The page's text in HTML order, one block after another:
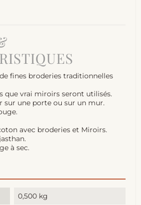
fines broderies traditionnelles
que vrai miroirs seront utilisés.
sur une porte ou sur un mur.
avec broderies et Miroirs.
à sec.
0,500 kg